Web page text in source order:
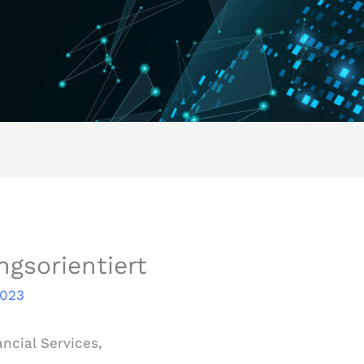
Services,